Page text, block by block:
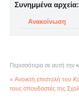
Συνημμένα αρχεία:
Ανακοίνωση
Περισσότερα σε αυτή την
« Ανοικτή επιστολή του
τους σπουδαστές της